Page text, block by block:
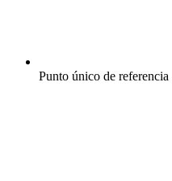
Punto único de referencia